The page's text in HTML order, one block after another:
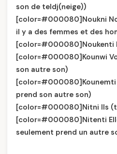
son de teldj(neige))
[color=#000080]Noukni
il y a des femmes et des
[color=#000080]Noukenti
[color=#000080]Kounwi
son autre son)
[color=#000080]Kounemti
prend son autre son)
[color=#000080]Nitni Ils (t
[color=#000080]Nitenti
seulement prend un autre